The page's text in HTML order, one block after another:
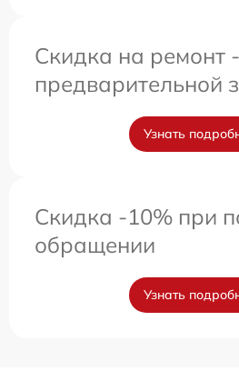
Скидка на ремонт
предварительной
Узнать
Скидка -10% при
обращении
Узнать